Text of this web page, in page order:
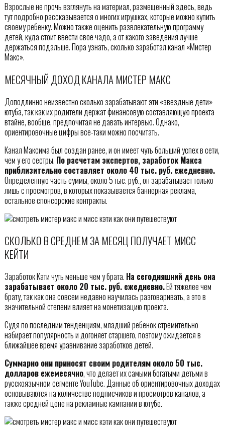
Взрослые не прочь взглянуть на материал, размещенный здесь, ведь
тут подробно рассказывается о многих игрушках, которые можно купить
своему ребенку. Можно также оценить развлекательную программу
детей, куда стоит ввести свое чадо, а от какого заведения лучше
держаться подальше. Пора узнать, сколько заработал канал «Мистер
Макс».
МЕСЯЧНЫЙ ДОХОД КАНАЛА МИСТЕР МАКС
Доподлинно неизвестно сколько зарабатывают эти «звездные дети»
ютуба, так как их родители держат финансовую составляющую проекта
втайне, вообще, предпочитая не давать интервью. Однако,
ориентировочные цифры все-таки можно посчитать.
Канал Максима был создан ранее, и он имеет чуть больший успех в сети,
чем у его сестры. По расчетам экспертов, заработок Макса
приблизительно составляет около 40 тыс. руб. ежедневно.
Определенную часть суммы, около 5 тыс. руб., он зарабатывает только
лишь с просмотров, в которых показывается баннерная реклама,
остальное спонсорские контракты.
СКОЛЬКО В СРЕДНЕМ ЗА МЕСЯЦ ПОЛУЧАЕТ МИСС
КЕЙТИ
Заработок Кати чуть меньше чем у брата. На сегодняшний день она
зарабатывает около 20 тыс. руб. ежедневно.Ей тяжелее чем
брату, так как она совсем недавно научилась разговаривать, а это в
значительной степени влияет на монетизацию проекта.
Судя по последним тенденциям, младший ребенок стремительно
набирает популярность и догоняет старшего, поэтому ожидается в
ближайшее время уравнивание заработков детей.
Суммарно они приносят своим родителям около 50 тыс.
долларов ежемесячно, что делает их самыми богатыми детьми в
русскоязычном сегменте YouTube. Данные об ориентировочных доходах
основываются на количестве подписчиков и просмотров каналов, а
также средней цене на рекламные кампании в ютубе.